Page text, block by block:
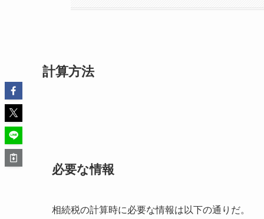
計算方法
必要な情報
相続税の計算時に必要な情報は以下の通りだ。